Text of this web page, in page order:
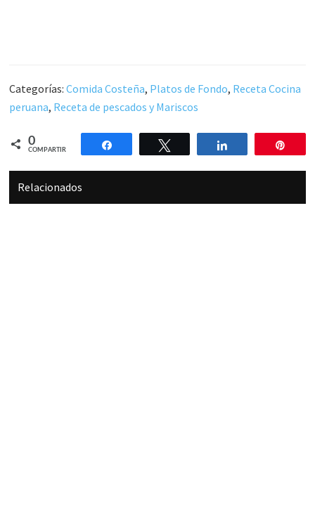
Categorías:Comida Costeña, Platos de Fondo, Receta Cocina
peruana, Receta de pescados y Mariscos
0
COMPARTIR
Compartir Compartir
Relacionados